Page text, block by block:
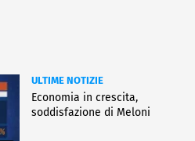
ULTIME NOTIZIE
Economia in crescita,
soddisfazione di Meloni